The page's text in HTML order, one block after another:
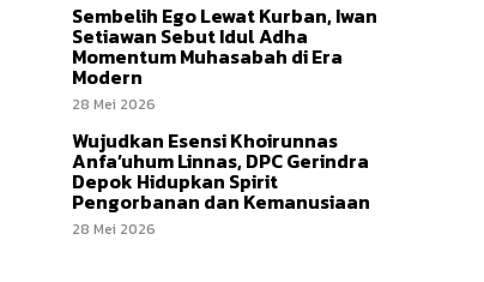
Sembelih Ego Lewat Kurban, Iwan
Setiawan Sebut Idul Adha
Momentum Muhasabah di Era
Modern
28 Mei 2026
Wujudkan Esensi Khoirunnas
Anfa’uhum Linnas, DPC Gerindra
Depok Hidupkan Spirit
Pengorbanan dan Kemanusiaan
28 Mei 2026